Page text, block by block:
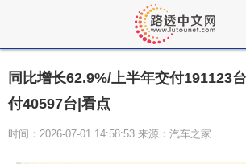
同比增长62.9%/上半年交付191123
付40597台|看点
时间：2026-07-01 14:58:53 来源：汽车之家